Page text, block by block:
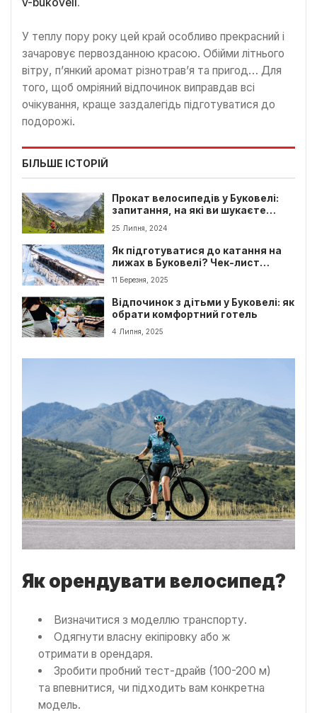
v-bukoveli.
У теплу пору року цей край особливо прекрасний і
зачаровує первозданною красою. Обійми літнього
вітру, п’янкий аромат різнотрав’я та пригод… Для
того, щоб омріяний відпочинок виправдав всі
очікування, краще заздалегідь підготуватися до
подорожі.
БІЛЬШЕ ІСТОРІЙ
Прокат велосипедів у Буковелі:
запитання, на які ви шукаєте
відповіді
25 Липня, 2024
Як підготуватися до катання на
лижах в Буковелі? Чек-лист
новачка
11 Березня, 2025
Відпочинок з дітьми у Буковелі: як
обрати комфортний готель
4 Липня, 2025
Як орендувати велосипед?
Визначитися з моделлю транспорту.
Одягнути власну екіпіровку або ж
отримати в орендаря.
Зробити пробний тест-драйв (100-200 м)
та впевнитися, чи підходить вам конкретна
модель.